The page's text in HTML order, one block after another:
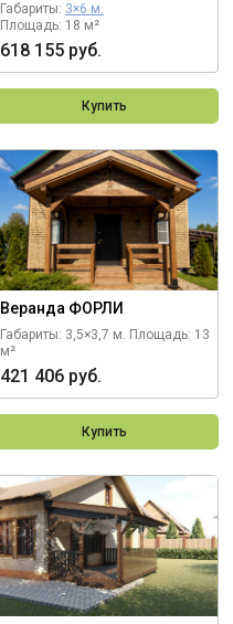
Габариты: 3×6 м.
Площадь: 18 м²
618 155 руб.
Купить
Веранда ФОРЛИ
Габариты: 3,5×3,7 м. Площадь: 13
м²
421 406 руб.
Купить